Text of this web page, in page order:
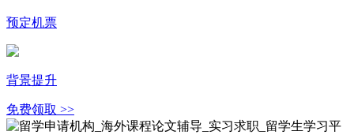
预定机票
背景提升
免费领取 >>